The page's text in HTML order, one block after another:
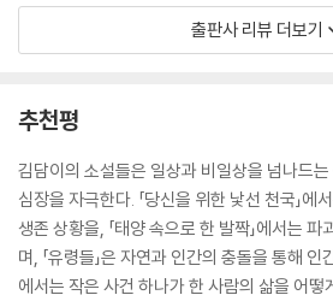
루는 씻고 싶었다. 악취를 풍기며 제인에게 책
전의 루는 냄새에 민감한 사람이 아니었다.
든 냄새가 났다. 머리에서, 입에서, 눈에서, 겨
에 신경 쓸 일은 전혀 없었다. 냄새를, 악취를
‘좋은 냄새’를 맡은 후였다.
--- p.175 「유령들」중에서
폭염이 계속되자 노인들과 몸이 약한 사람들
었으므로 ‘나’와 ‘소설을 쓰지 않는 나’ 사이
의 너처럼 낯설었다. 그래도 괜찮다고 생각했
그리고 줄곧 나에게 물었다.
글을 쓰지 않으면 나는 나일 수 없는가?
질문은 ‘나는 어디에 서 있는가?’ ‘나는 정말
쓸 수 있을까?’라는 물음표를 던졌다. 답도 없
삶에 대한 고민으로, 존재에 대한 고민으로 덩
출판사 리뷰 더보기
추천평
김담이의 소설들은 일상과 비일상을 넘나드
심장을 자극한다. 「당신을 위한 낯선 천국」에
생존 상황을, 「태양 속으로 한 발짝」에서는
며, 「유령들」은 자연과 인간의 충돌을 통해 인
에서는 작은 사건 하나가 한 사람의 삶을 어떻